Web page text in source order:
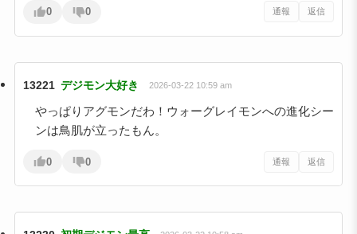
0 0 通報 返信
13221 デジモン大好き 2026-03-22 10:59 am
やっぱりアグモンだわ！ウォーグレイモンへの進化シー
ンは鳥肌が立ったもん。
0 0 通報 返信